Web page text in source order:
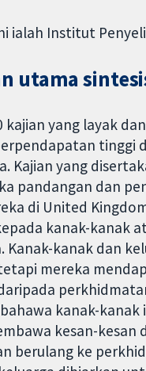
ialah Institut
utama
kajian yang layak
Kajian yang
pandangan dan
di United
kanak-kanak
Kanak-kanak dan
mereka
kanak-
kesan-
berulang ke